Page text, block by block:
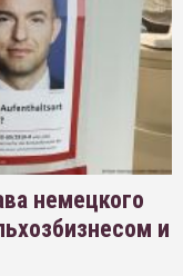
немецкого
и